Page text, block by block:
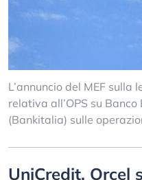
L’annuncio del MEF
relativa all’OPS su
(Bankitalia) sulle
UniCredit, Orcel